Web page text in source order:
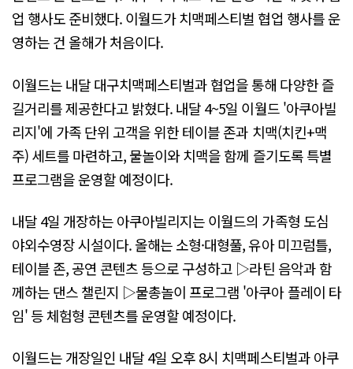
업 행사도 준비했다. 이월드가 치맥페스티벌 협업 행사를 운
영하는 건 올해가 처음이다.
이월드는 내달 대구치맥페스티벌과 협업을 통해 다양한 즐
길거리를 제공한다고 밝혔다. 내달 4~5일 이월드 '아쿠아빌
리지'에 가족 단위 고객을 위한 테이블 존과 치맥(치킨+맥
주) 세트를 마련하고, 물놀이와 치맥을 함께 즐기도록 특별
프로그램을 운영할 예정이다.
내달 4일 개장하는 아쿠아빌리지는 이월드의 가족형 도심
야외수영장 시설이다. 올해는 소형·대형풀, 유아 미끄럼틀,
테이블 존, 공연 콘텐츠 등으로 구성하고 ▷라틴 음악과 함
께하는 댄스 챌린지 ▷물총놀이 프로그램 '아쿠아 플레이 타
임' 등 체험형 콘텐츠를 운영할 예정이다.
이월드는 개장일인 내달 4일 오후 8시 치맥페스티벌과 아쿠